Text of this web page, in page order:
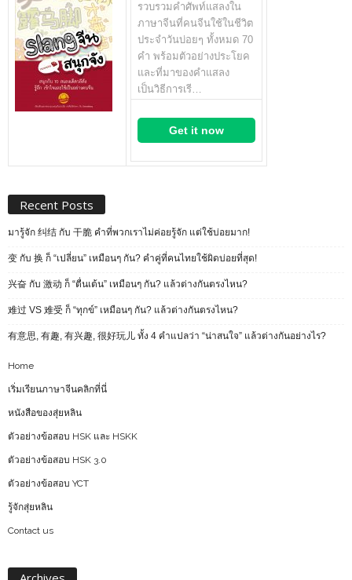
รวบรวมคำศัพท์แสลงใน
ภาษาจีนที่คนจีนใช้ในชีวิต
ประจำวันบ่อยๆ ทั้งหมด 70
คำ พร้อมตัวอย่างประโยค
และที่มาของคำแสลง
เป็นวิธีการเรี…
Get it now
Recent Posts
มารู้จัก 纠结 กับ 干脆 คำที่พวกเราไม่ค่อยรู้จัก แต่ใช้บ่อยมาก!
变 กับ 换 ก็ “เปลี่ยน” เหมือนๆ กัน? คำคู่ที่คนไทยใช้ผิดบ่อยที่สุด!
兴奋 กับ 激动 ก็ “ตื่นเต้น” เหมือนๆ กัน? แล้วต่างกันตรงไหน?
难过 VS 难受 ก็ “ทุกข์” เหมือนๆ กัน? แล้วต่างกันตรงไหน?
有意思, 有趣, 有兴趣, 很好玩儿 ทั้ง 4 คำแปลว่า “น่าสนใจ” แล้วต่างกันอย่างไร?
Home
เริ่มเรียนภาษาจีนคลิกที่นี่
หนังสือของสุ่ยหลิน
ตัวอย่างข้อสอบ HSK และ HSKK
ตัวอย่างข้อสอบ HSK 3.0
ตัวอย่างข้อสอบ YCT
รู้จักสุ่ยหลิน
Contact us